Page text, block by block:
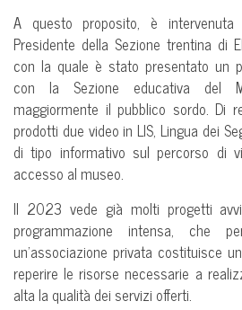
A questo proposito, è intervenuta
Presidente della Sezione trentina di
con la quale è stato presentato un
con la Sezione educativa del
maggiormente il pubblico sordo. Di
prodotti due video in LIS, Lingua dei
di tipo informativo sul percorso di
accesso al museo.
Il 2023 vede già molti progetti
programmazione intensa,
un’associazione privata costituisce
reperire le risorse necessarie a
alta la qualità dei servizi offerti.